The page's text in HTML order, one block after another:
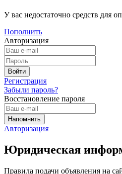
У вас недостаточно средств для
Пополнить
Авторизация
Регистрация
Забыли пароль?
Восстановление пароля
Авторизация
Юридическая
Правила подачи объявления на